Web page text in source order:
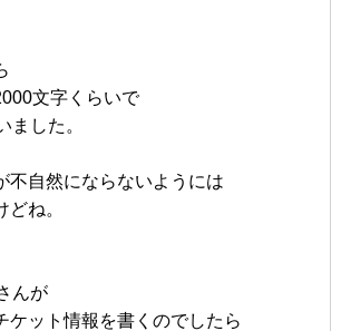
文字くらいで
ました。
不自然にならないようには
ね。
んが
ケット情報を書くのでしたら